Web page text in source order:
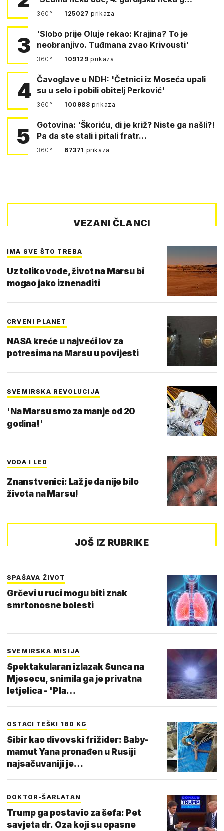
360° 125027prikaza
3
'Slobo prije Oluje rekao: Krajina? To je
neobranjivo. Tuđmana zvao Krivousti'
360° 109129prikaza
4 Čavoglave u NDH: 'Četnici iz Moseća upali
su u selo i pobili obitelj Perković'
360° 100988prikaza
5
Gotovina: 'Škoriću, di je križ? Niste ga našli?!
Pa da ste stali i pitali fratr…
360° 67371 prikaza
VEZANI ČLANCI
IMA SVE ŠTO TREBA
Uz toliko vode, život na Marsu bi
mogao jako iznenaditi
CRVENI PLANET
NASA kreće u najveći lov za
potresima na Marsu u povijesti
SVEMIRSKA REVOLUCIJA
'Na Marsu smo za manje od 20
godina!'
VODA I LED
Znanstvenici: Laž je da nije bilo
života na Marsu!
JOŠ IZ RUBRIKE
SPAŠAVA ŽIVOT
Grčevi u ruci mogu biti znak
smrtonosne bolesti
SVEMIRSKA MISIJA
Spektakularan izlazak Sunca na
Mjesecu, snimila ga je privatna
letjelica - 'Pla…
OSTACI TEŠKI 180 KG
Sibir kao divovski frižider: Baby-
mamut Yana pronađen u Rusiji
najsačuvaniji je…
DOKTOR-ŠARLATAN
Trump ga postavio za šefa: Pet
savjeta dr. Oza koji su opasne